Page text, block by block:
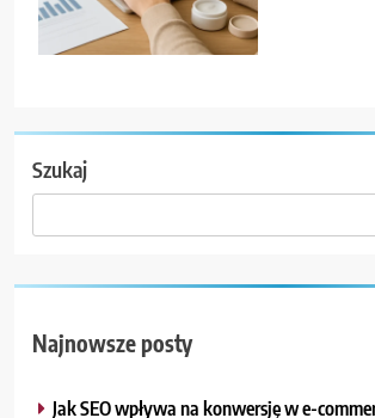
Szukaj
Najnowsze posty
Jak SEO wpływa na konwersję w e-